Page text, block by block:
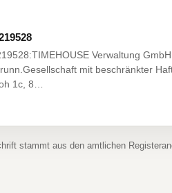
Verwaltung
mit beschränkter
1c, 8…
stammt aus den amtlichen